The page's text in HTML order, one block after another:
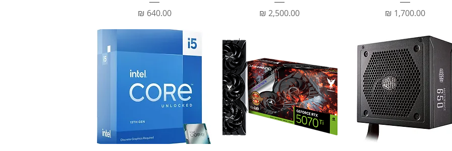
מחיר‏1,700.00 ‏₪
מחיר
מחיר‏640.00 ‏₪